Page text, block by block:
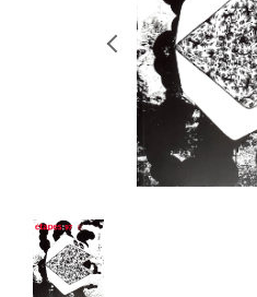
RETRACE
コンサート
出演者
出版物
スカラシップ受賞者